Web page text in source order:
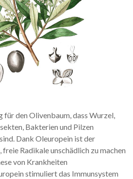
den Olivenbaum, dass Wurzel,
Bakterien und Pilzen
Dank Oleuropein ist der
Radikale unschädlich zu machen
von Krankheiten
stimuliert das Immunsystem